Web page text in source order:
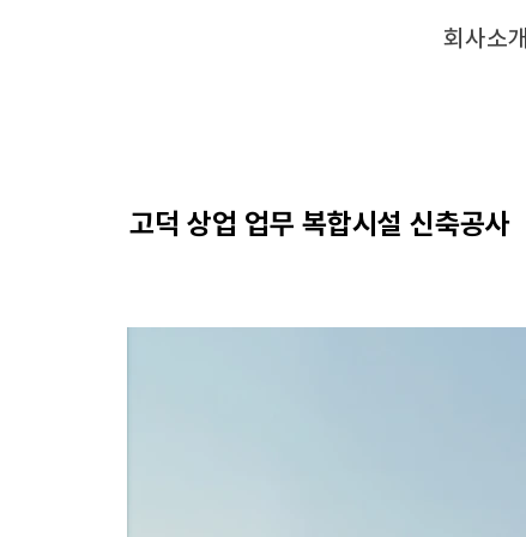
회사소개
고덕 상업 업무 복합시설 신축공사